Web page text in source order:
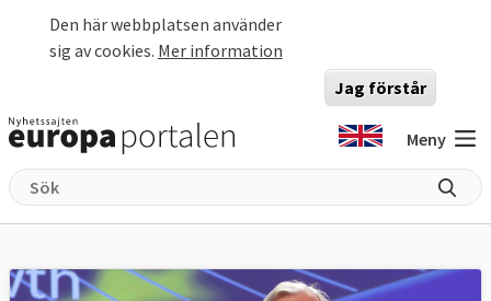
Den här webbplatsen använder
sig av cookies. Mer information
Jag förstår
Meny